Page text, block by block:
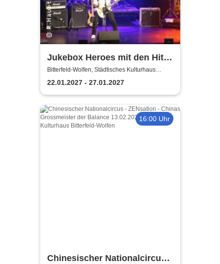
Jukebox Heroes mit den Hits
von Sweet, Slade u.v.a. - 2027
Bitterfeld-Wolfen, Städtisches Kulturhaus
Bitterfeld-Wolfen
22.01.2027 - 27.01.2027
16:00 Uhr
Chinesischer Nationalcircus -